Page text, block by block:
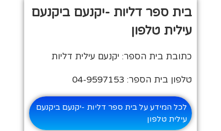
בית ספר דליות -יקנעם ביקנעם
עילית טלפון
כתובת בית הספר: יקנעם עילית דליות
טלפון בית הספר: 04-9597153
לכל המידע על בית ספר דליות -יקנעם ביקנעם
עילית טלפון